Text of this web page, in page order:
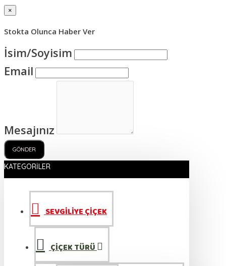
×
Stokta Olunca Haber Ver
İsim/Soyisim
Email
Mesajınız
GÖNDER
KATEGORILER
SEVGİLİYE ÇİÇEK
ÇİÇEK TÜRÜ